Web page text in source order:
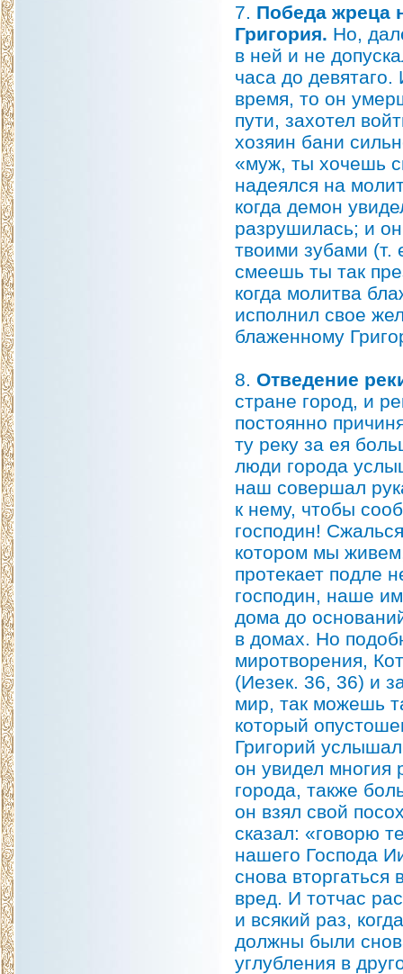
7. Победа жреца
Григория. Но,
в ней и не
часа до девятаго.
время, то он
пути, захотел
хозяин бани
«муж, ты хочешь
надеялся на
когда демон
разрушилась; и
твоими зубами
смеешь ты так
когда молитва
исполнил свое
блаженному
8. Отведение
стране город, и
постоянно
ту реку за ея
люди города
наш совершал
к нему, чтобы
господин!
котором мы
протекает подле
господин, наше
дома до
в домах. Но
миротворения,
(Иезек. 36, 36) и
мир, так можешь
который
Григорий
он увидел многия
города, также
он взял свой
сказал: «говорю
нашего Господа
снова вторгаться
вред. И тотчас
и всякий раз,
должны были
углубления в